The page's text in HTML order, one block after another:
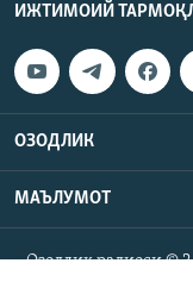
ИЖТИМОИЙ
ОЗОДЛИК
МАЪЛУМОТ
Озодлик радиоси ©